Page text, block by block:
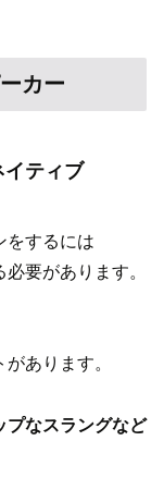
カー
イティブ
をするには
要があります。
あります。
プなスラングなど